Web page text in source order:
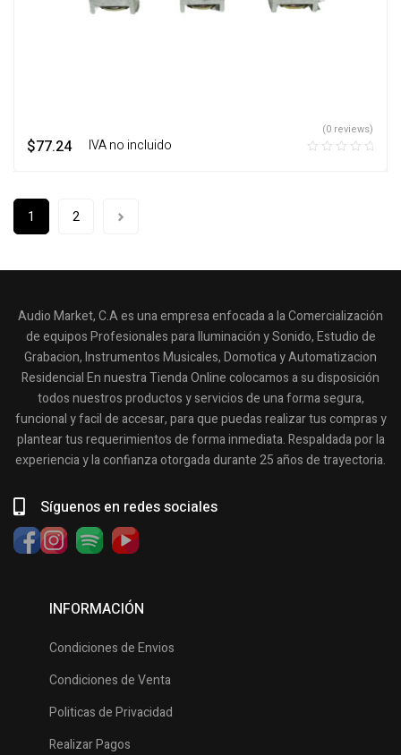
$77.24 ‎ ‎ ‎ IVA no incluido
(0 reviews)
1 2
Audio Market, C.A es una empresa enfocada a la Comercialización
de equipos Profesionales para Iluminación y Sonido, Estudio de
Grabacion, Instrumentos Musicales, Domotica y Automatizacion
Residencial En nuestra Tienda Online colocamos a su disposición
todos nuestros productos y servicios de una forma segura,
funcional y facil de accesar, para que puedas realizar tus compras y
plantear tus requerimientos de forma inmediata. Respaldada por la
experiencia y la confianza otorgada durante 25 años de trayectoria.
Síguenos en redes sociales
INFORMACIÓN
Condiciones de Envios
Condiciones de Venta
Politicas de Privacidad
Realizar Pagos